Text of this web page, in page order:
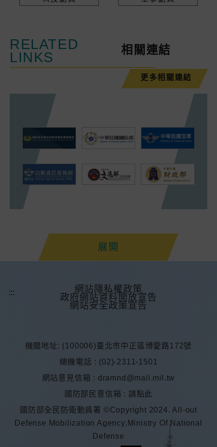
RELATED
LINKS
相關連結
更多相關連結
展開
網站隱私權政策
政府網站資料開放宣告
網站安全政策宣告
機關地址: (100006)臺北市中正區博愛路172號
總機電話 : (02)-2311-1501
網站意見信箱 : dramnd@mail.mil.tw
國防部民意信箱 : 請點此
國防部全民防衛動員署 ©Copyright 2024. All-out
Defense Mobilization Agency,Ministry Of National
Defense